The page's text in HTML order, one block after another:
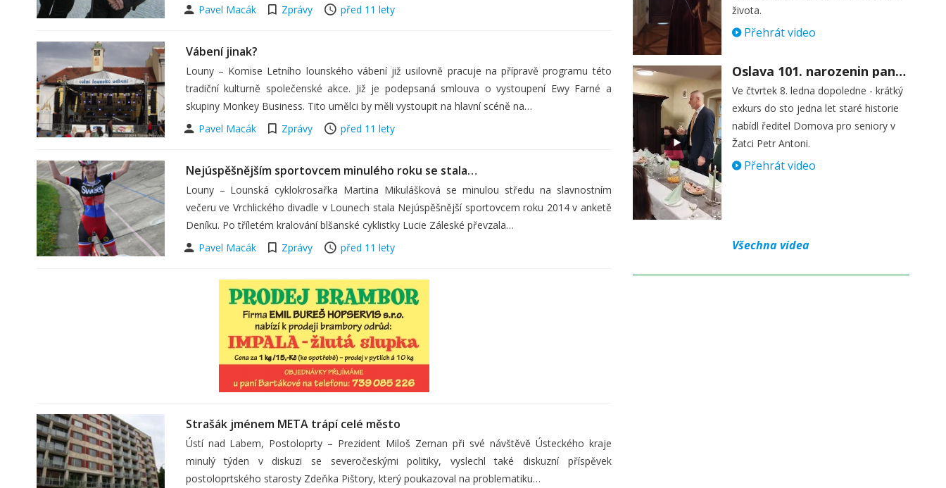
Pavel Macák
Zprávy před 11 lety
Vábení jinak?
Louny – Komise Letního lounského vábení již usilovně pracuje na přípravě programu této
tradiční kulturně společenské akce. Již je podepsaná smlouva o vystoupení Ewy Farné a
skupiny Monkey Business. Tito umělci by měli vystoupit na hlavní scéně na…
Pavel Macák
Zprávy před 11 lety
Nejúspěšnějším sportovcem minulého roku se stala…
Louny – Lounská cyklokrosařka Martina Mikulášková se minulou středu na slavnostním
večeru ve Vrchlického divadle v Lounech stala Nejúspěšnější sportovcem roku 2014 v anketě
Deníku. Po tříletém kralování blšanské cyklistky Lucie Záleské převzala…
Pavel Macák
Zprávy před 11 lety
Strašák jménem META trápí celé město
Ústí nad Labem, Postoloprty – Prezident Miloš Zeman při své návštěvě Ústeckého kraje
minulý týden v diskuzi se severočeskými politiky, vyslechl také diskuzní příspěvek
postoloprtského starosty Zdeňka Pištory, který poukazoval na problematiku…
života.
Přehrát video
Oslava 101. narozenin paní Věry Skořepové
Ve čtvrtek 8. ledna dopoledne - krátký
exkurs do sto jedna let staré historie
nabídl ředitel Domova pro seniory v
Žatci Petr Antoni.
Přehrát video
Všechna videa